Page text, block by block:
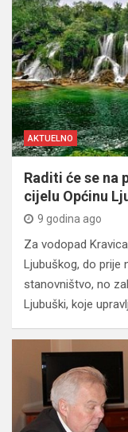
AKTUELNO
Raditi će se na
cijelu Općinu
9 godina ago
Za vodopad
Ljubuškog, do prije
stanovništvo, no
Ljubuški, koje